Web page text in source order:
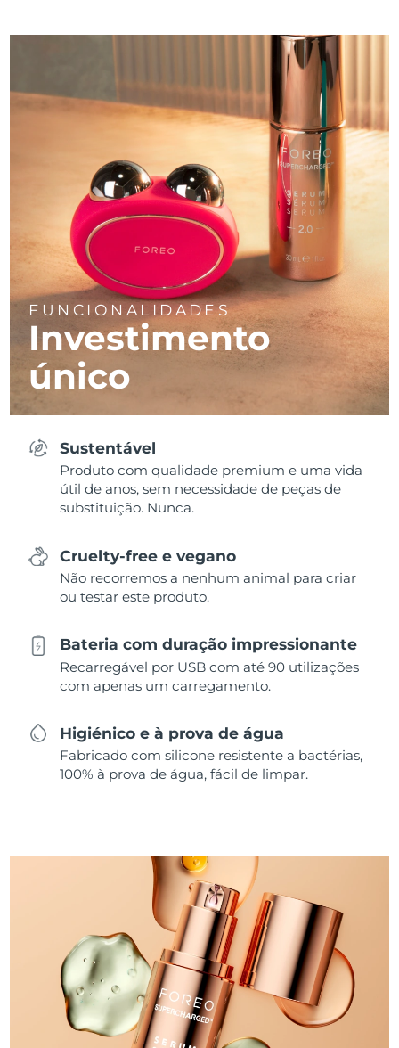
FUNCIONALIDADES
Investimento
único
Sustentável
Produto com qualidade premium e uma vida
útil de anos, sem necessidade de peças de
substituição. Nunca.
Cruelty-free e vegano
Não recorremos a nenhum animal para criar
ou testar este produto.
Bateria com duração impressionante
Recarregável por USB com até 90 utilizações
com apenas um carregamento.
Higiénico e à prova de água
Fabricado com silicone resistente a bactérias,
100% à prova de água, fácil de limpar.